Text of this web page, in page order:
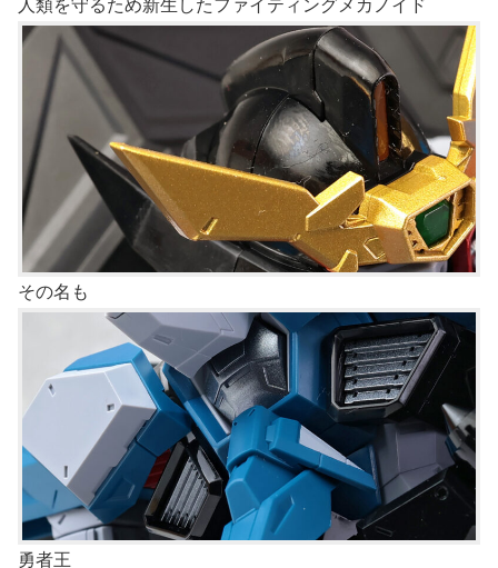
人類を守るため新生したファイティングメカノイド
その名も
勇者王